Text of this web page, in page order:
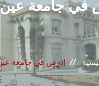
في جامعة
إدرس في جامعة